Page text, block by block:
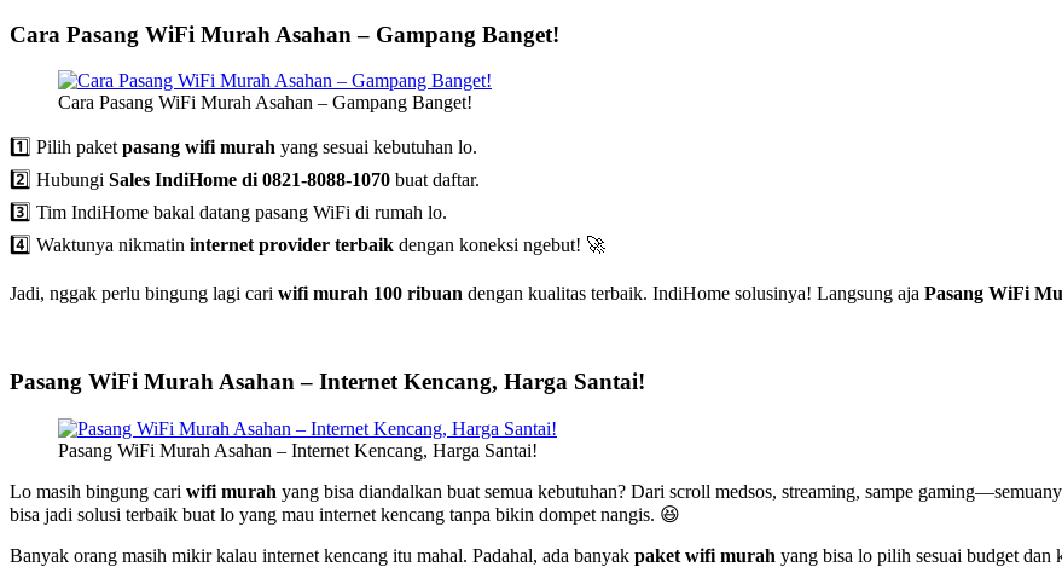
Cara Pasang WiFi Murah Asahan – Gampang Banget!
Cara Pasang WiFi Murah Asahan – Gampang Banget!
1️⃣ Pilih paket pasang wifi murah yang sesuai kebutuhan lo.
2️⃣ Hubungi Sales IndiHome di 0821-8088-1070 buat daftar.
3️⃣ Tim IndiHome bakal datang pasang WiFi di rumah lo.
4️⃣ Waktunya nikmatin internet provider terbaik dengan koneksi ngebut! 🚀
Jadi, nggak perlu bingung lagi cari wifi murah 100 ribuan dengan kualitas terbaik. IndiHome solusinya! Langsung aja Pasang WiFi
Pasang WiFi Murah Asahan – Internet Kencang, Harga Santai!
Pasang WiFi Murah Asahan – Internet Kencang, Harga Santai!
Lo masih bingung cari wifi murah yang bisa diandalkan buat semua kebutuhan? Dari scroll medsos, streaming, sampe
bisa jadi solusi terbaik buat lo yang mau internet kencang tanpa bikin dompet nangis. 😆
Banyak orang masih mikir kalau internet kencang itu mahal. Padahal, ada banyak paket wifi murah yang bisa lo pilih sesuai budget dan